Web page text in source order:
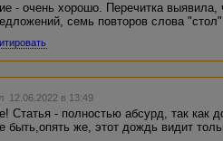
- очень хорошо. Перечитка выявила,
семь повторов слова
12.06.2022 в 13:49
Статья - полностью абсурд, так как
быть,опять же, этот дождь видит